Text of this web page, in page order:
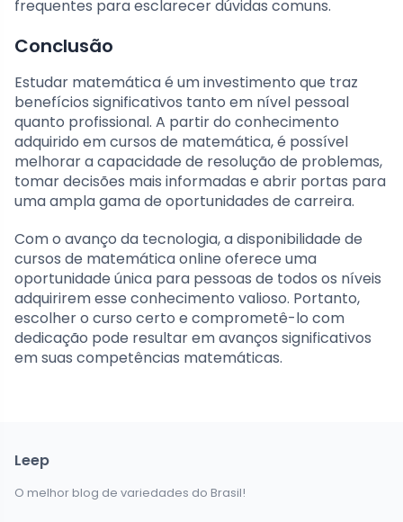
frequentes para esclarecer dúvidas comuns.
Conclusão
Estudar matemática é um investimento que traz
benefícios significativos tanto em nível pessoal
quanto profissional. A partir do conhecimento
adquirido em cursos de matemática, é possível
melhorar a capacidade de resolução de problemas,
tomar decisões mais informadas e abrir portas para
uma ampla gama de oportunidades de carreira.
Com o avanço da tecnologia, a disponibilidade de
cursos de matemática online oferece uma
oportunidade única para pessoas de todos os níveis
adquirirem esse conhecimento valioso. Portanto,
escolher o curso certo e comprometê-lo com
dedicação pode resultar em avanços significativos
em suas competências matemáticas.
Leep
O melhor blog de variedades do Brasil!